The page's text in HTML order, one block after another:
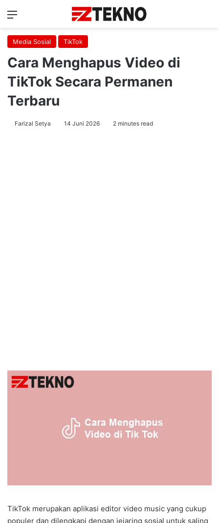
Menu
Media Sosial TikTok
Cara Menghapus Video di
TikTok Secara Permanen
Terbaru
Farizal Setya 14 Juni 2026 2 minutes read
TikTok merupakan aplikasi editor video music yang cukup
populer dan dilengkapi dengan jejaring sosial untuk saling